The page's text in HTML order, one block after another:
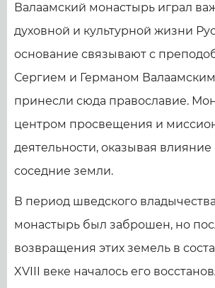
Валаамский монастырь играл
духовной и культурной жизни
основание связывают с
Сергием и Германом
принесли сюда православие.
центром просвещения и
деятельности, оказывая
соседние земли.
В период шведского
монастырь был заброшен, но
возвращения этих земель в
XVIII веке началось его